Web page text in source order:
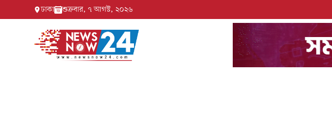
ঢাকা শুক্রবার, ৭ আগস্ট, ২০২৬